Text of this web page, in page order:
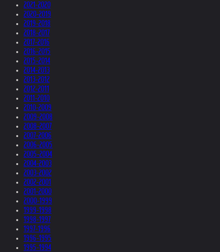
2021-2020
2020-2019
2019-2018
2018-2017
2017-2016
2016-2015
2015-2014
2014-2013
2013-2012
2012-2011
2011-2010
2010-2009
2009-2008
2008-2007
2007-2006
2006-2005
2005-2004
2004-2003
2003-2002
2002-2001
2001-2000
2000-1999
1999-1998
1998-1997
1997-1996
1996-1995
1995-1994